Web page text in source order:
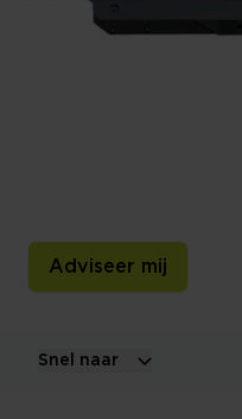
Adviseer mij
Snel naar